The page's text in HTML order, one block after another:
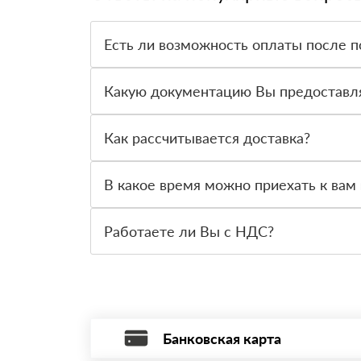
Есть ли возможность оплаты после
вправе от него отказаться.
Какую документацию Вы
Как рассчитывается доставка?
стоимости и сроков доставки, которые
В какое время можно приехать к вам
Работаете ли Вы с НДС?
Банковская карта